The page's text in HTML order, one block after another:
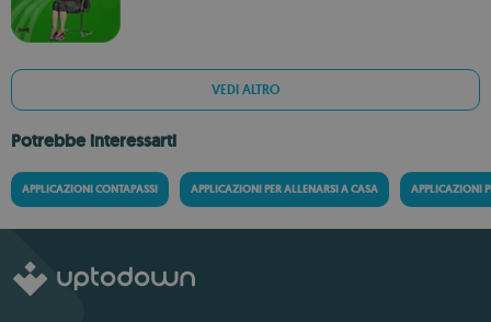
VEDI ALTRO
Potrebbe interessarti
APPLICAZIONI CONTAPASSI APPLICAZIONI PER ALLENARSI A CASA APPLICAZIONI